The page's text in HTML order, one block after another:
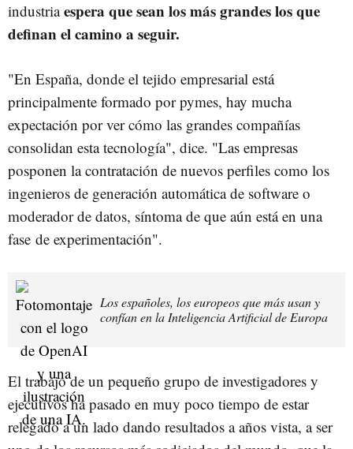
industriaespera que sean los más grandes los que
definan el camino a seguir.
"En España, donde el tejido empresarial está
principalmente formado por pymes, hay mucha
expectación por ver cómo las grandes compañías
consolidan esta tecnología", dice. "Las empresas
posponen la contratación de nuevos perfiles como los
ingenieros de generación automática de software o
moderador de datos, síntoma de que aún está en una
fase de experimentación".
Los españoles, los europeos que más usan y
confían en la Inteligencia Artificial de Europa
El trabajo de un pequeño grupo de investigadores y
ejecutivos ha pasado en muy poco tiempo de estar
relegado a un lado dando resultados a años vista, a ser